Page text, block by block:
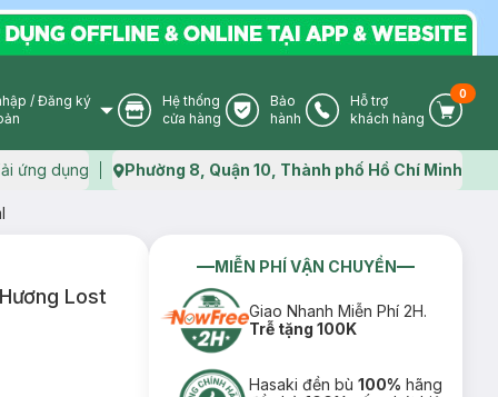
User Icon
/ Đăng ký
Store Icon
Hệ thống
cửa hàng
Warranty Icon
Bảo
hành
Phone Icon
Hỗ trợ
khách hàng
Cart
0
ứng dụng Map icon
Phường 8, Quận 10, Thành phố Hồ Chí Minh
Lost
MIỄN PHÍ VẬN CHUYỂN
Giao Nhanh Miễn Phí 2H.
Trễ tặng 100K
Hasaki đền bù100% hãng